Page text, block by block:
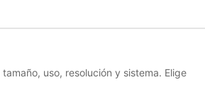
uso, resolución y sistema. Elige